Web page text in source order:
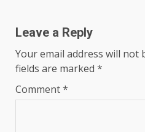
Leave a Reply
Your email address will not
fields are marked *
Comment*